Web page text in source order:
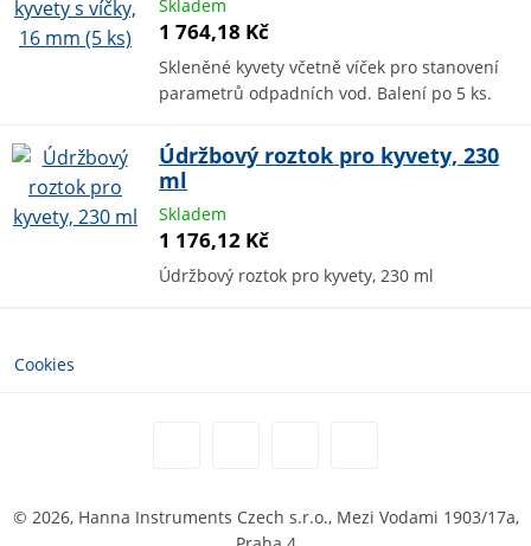
Skladem
1 764,18 Kč
Skleněné kyvety včetně víček pro stanovení
parametrů odpadních vod. Balení po 5 ks.
Údržbový roztok pro kyvety, 230
ml
Skladem
1 176,12 Kč
Údržbový roztok pro kyvety, 230 ml
Cookies
© 2026, Hanna Instruments Czech s.r.o., Mezi Vodami 1903/17a,